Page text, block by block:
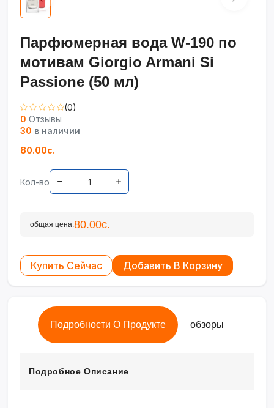
Парфюмерная вода W-190 по
мотивам Giorgio Armani Si
Passione (50 мл)
(0)
0 Отзывы
30 в наличии
80.00с.
Кол-во
общая цена:80.00с.
Купить Сейчас Добавить В Корзину
Подробности О Продукте обзоры
Подробное Описание